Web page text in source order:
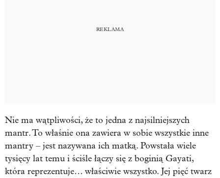
Nie ma wątpliwości, że to jedna z najsilniejszych
mantr. To właśnie ona zawiera w sobie wszystkie inne
mantry – jest nazywana ich matką. Powstała wiele
tysięcy lat temu i ściśle łączy się z boginią Gayati,
która reprezentuje… właściwie wszystko. Jej pięć twarz